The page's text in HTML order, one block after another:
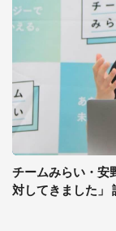
チームみらい・安
対してきました」